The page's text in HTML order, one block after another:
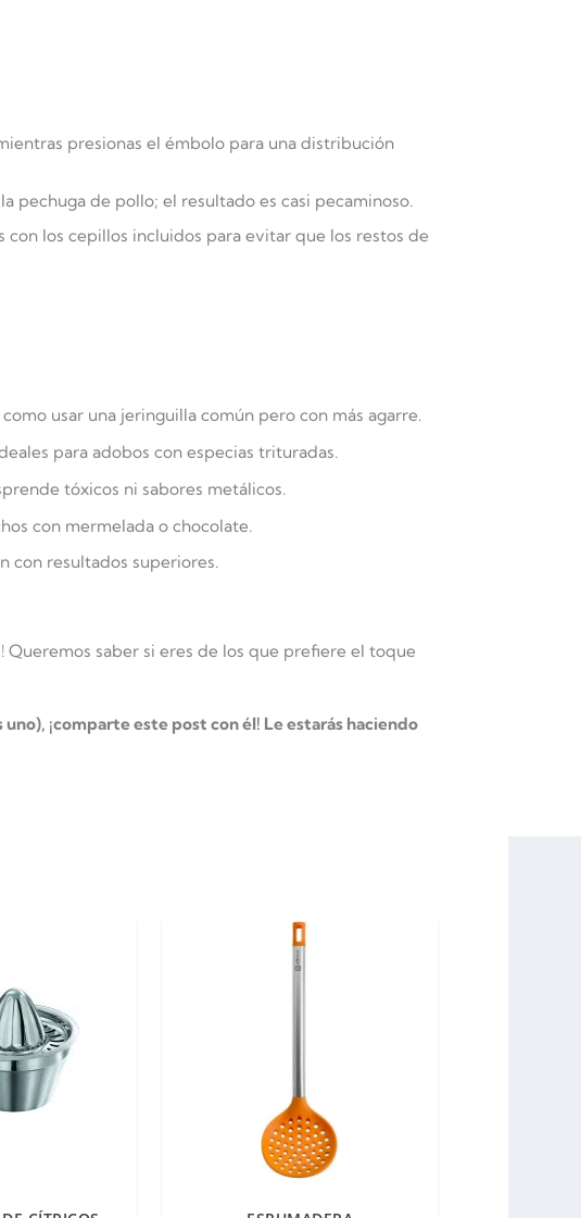
presionas el émbolo para una distribución
pechuga de pollo; el resultado es casi pecaminoso.
los cepillos incluidos para evitar que los restos de
usar una jeringuilla común pero con más agarre.
para adobos con especias trituradas.
tóxicos ni sabores metálicos.
con mermelada o chocolate.
con resultados superiores.
Queremos saber si eres de los que prefiere el toque
¡comparte este post con él! Le estarás haciendo